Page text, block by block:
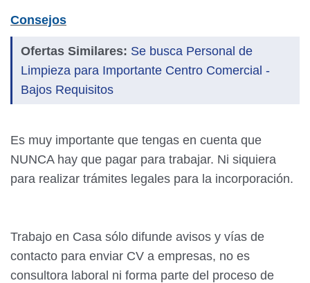
Consejos
Ofertas Similares: Se busca Personal de
Limpieza para Importante Centro Comercial -
Bajos Requisitos
Es muy importante que tengas en cuenta que
NUNCA hay que pagar para trabajar. Ni siquiera
para realizar trámites legales para la incorporación.
Trabajo en Casa sólo difunde avisos y vías de
contacto para enviar CV a empresas, no es
consultora laboral ni forma parte del proceso de